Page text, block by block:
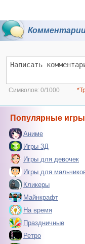
Символов: 0/1000
Популярные игры
Аниме
Игры 3Д
Игры для девочек
Игры для
Кликеры
Майнкрафт
На время
Праздничные
Ретро